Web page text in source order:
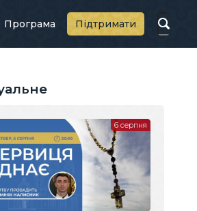
Програма Підтримати
6 серпня